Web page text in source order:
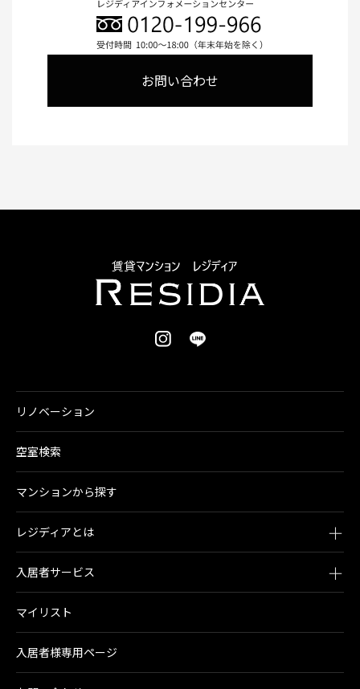
お問い合わせ
空室検索
マンションから探す
レジディアとは
リノベーション
入居者サービス
マイリスト
入居者様専用ページ